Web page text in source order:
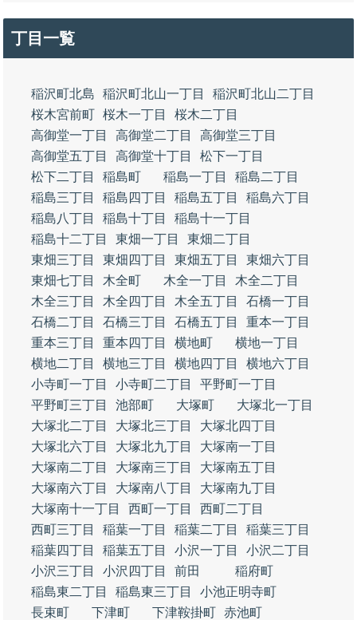
丁目一覧
稲沢町北島 稲沢町北山一丁目
稲沢町北山二丁目
桜木宮前町 桜木一丁目
桜木二丁目
高御堂一丁目
高御堂二丁目
高御堂三丁目
高御堂五丁目
高御堂十丁目
松下一丁目
松下二丁目
稲島町 稲島一丁目
稲島二丁目
稲島三丁目
稲島四丁目 稲島五丁目
稲島六丁目
稲島八丁目
稲島十丁目
稲島十一丁目
稲島十二丁目
東畑一丁目
東畑二丁目
東畑三丁目
東畑四丁目 東畑五丁目
東畑六丁目
東畑七丁目
木全町 木全一丁目
木全二丁目
木全三丁目
木全四丁目 木全五丁目
石橋一丁目
石橋二丁目
石橋三丁目 石橋五丁目
重本一丁目
重本三丁目
重本四丁目 横地町
横地一丁目
横地二丁目
横地三丁目 横地四丁目
横地六丁目
小寺町一丁目
小寺町二丁目
平野町一丁目
平野町三丁目
池部町 大塚町
大塚北一丁目
大塚北二丁目
大塚北三丁目
大塚北四丁目
大塚北六丁目
大塚北九丁目
大塚南一丁目
大塚南二丁目
大塚南三丁目
大塚南五丁目
大塚南六丁目
大塚南八丁目
大塚南九丁目
大塚南十一丁目
西町一丁目
西町二丁目
西町三丁目
稲葉一丁目 稲葉二丁目
稲葉三丁目
稲葉四丁目
稲葉五丁目 小沢一丁目
小沢二丁目
小沢三丁目
小沢四丁目 前田
稲府町
稲島東二丁目
稲島東三丁目
小池正明寺町
長束町
下津町 下津鞍掛町 赤池町